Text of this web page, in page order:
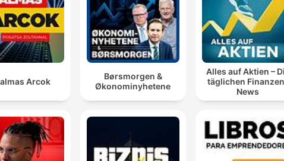
Arcok
Børsmorgen &
Økonominyhetene
Alles auf Aktien –
täglichen
News